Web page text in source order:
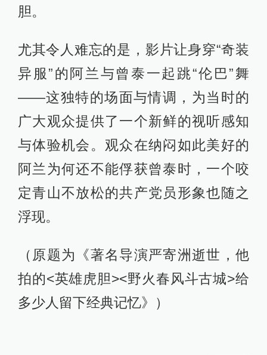
胆。
尤其令人难忘的是，影片让身穿“奇装
异服”的阿兰与曾泰一起跳“伦巴”舞
——这独特的场面与情调，为当时的
广大观众提供了一个新鲜的视听感知
与体验机会。观众在纳闷如此美好的
阿兰为何还不能俘获曾泰时，一个咬
定青山不放松的共产党员形象也随之
浮现。
（原题为《著名导演严寄洲逝世，他
拍的<英雄虎胆><野火春风斗古城>给
多少人留下经典记忆》）